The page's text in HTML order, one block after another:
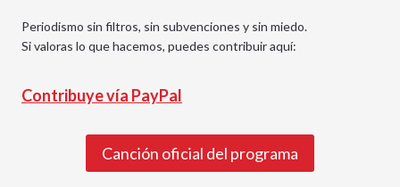
Periodismo sin filtros, sin subvenciones y sin miedo.
Si valoras lo que hacemos, puedes contribuir aquí:
Contribuye vía PayPal
Canción oficial del programa